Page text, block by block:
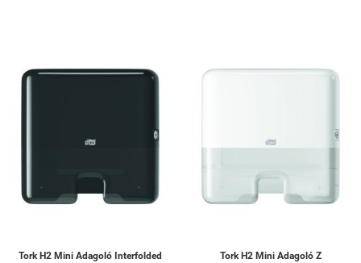
Tork H2 Mini Adagoló Interfolded
Tork H2 Mini Adagoló Z